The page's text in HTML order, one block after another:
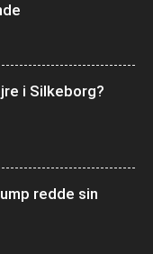
i Silkeborg?
redde sin